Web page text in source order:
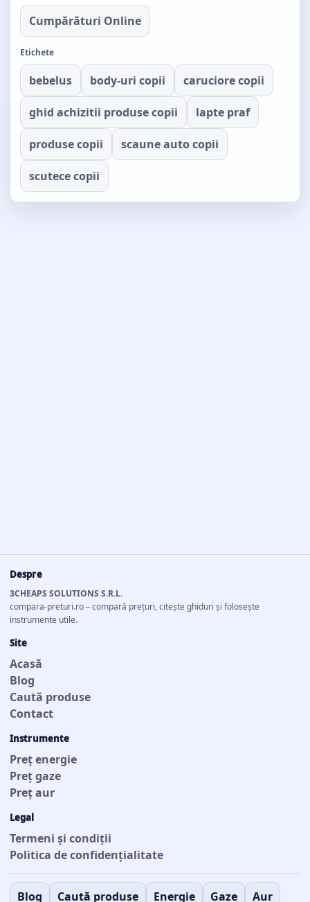
Cumpărături Online
Etichete
bebelus body-uri copii caruciore copii
ghid achizitii produse copii lapte praf
produse copii scaune auto copii
scutece copii
Despre
3CHEAPS SOLUTIONS S.R.L.
compara-preturi.ro – compară prețuri, citește ghiduri și folosește
instrumente utile.
Site
Acasă
Blog
Caută produse
Contact
Instrumente
Preț energie
Preț gaze
Preț aur
Legal
Termeni și condiții
Politica de confidențialitate
Blog Caută produse Energie Gaze Aur